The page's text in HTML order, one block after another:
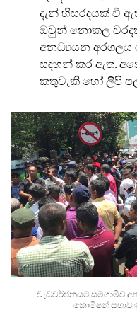
දැන් හිසරදයක් වී
ඔවුන් නොකල
අනධ්‍යයන අරගලය
සඳහන් කර ඇත.
කතුවැකි හෝ ලිපි
වැඩවර්ජනයට සමගාමීව
කොමිෂන් සභාව